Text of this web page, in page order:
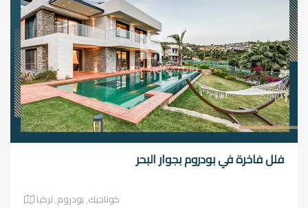
فلل فاخرة في بودروم بجوار البحر
كوناجيك٬ بودروم٬ تركيا